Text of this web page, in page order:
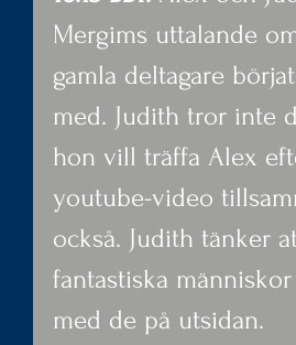
Mergims uttalande
gamla deltagare
med. Judith tror inte
hon vill träffa Alex
youtube-video
också. Judith tänker
fantastiska
med de på utsidan.